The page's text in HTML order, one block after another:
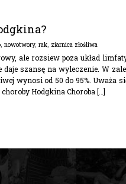
, nowotwory, rak, ziarnica złośliwa
ale rozsiew poza układ
szansę na wyleczenie. W
wynosi od 50 do 95%. Uważa
Hodgkina Choroba […]